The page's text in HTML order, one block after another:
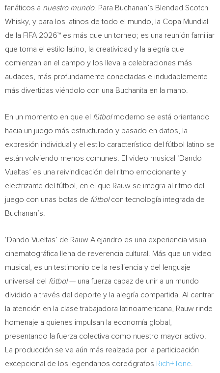
fanáticos a nuestro mundo. Para Buchanan’s Blended Scotch
Whisky, y para los latinos de todo el mundo, la Copa Mundial
de la FIFA 2026™ es más que un torneo; es una reunión familiar
que toma el estilo latino, la creatividad y la alegría que
comienzan en el campo y los lleva a celebraciones más
audaces, más profundamente conectadas e indudablemente
más divertidas viéndolo con una Buchanita en la mano.
En un momento en que el fútbolmoderno se está orientando
hacia un juego más estructurado y basado en datos, la
expresión individual y el estilo característico del fútbol latino se
están volviendo menos comunes. El video musical ‘Dando
Vueltas’ es una reivindicación del ritmo emocionante y
electrizante del fútbol, en el que Rauw se integra al ritmo del
juego con unas botas de fútbolcon tecnología integrada de
Buchanan’s.
‘Dando Vueltas’ de Rauw Alejandro es una experiencia visual
cinematográfica llena de reverencia cultural. Más que un video
musical, es un testimonio de la resiliencia y del lenguaje
universal del
fútbol— una fuerza capaz de unir a un mundo
dividido a través del deporte y la alegría compartida. Al centrar
la atención en la clase trabajadora latinoamericana, Rauw rinde
homenaje a quienes impulsan la economía global,
presentando la fuerza colectiva como nuestro mayor activo.
La producción se ve aún más realzada por la participación
excepcional de los legendarios coreógrafos Rich+Tone